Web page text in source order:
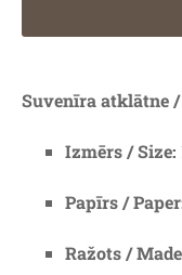
Suvenīra atklātne /
Izmērs / Size:
Papīrs /
Ražots /